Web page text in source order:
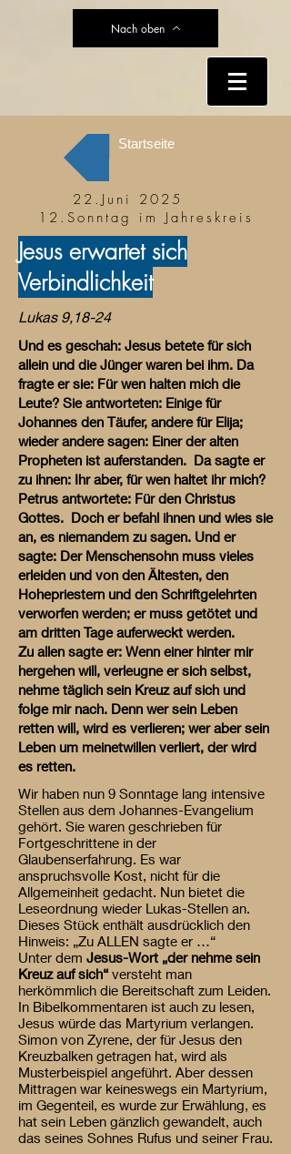
Nach oben
Startseite
22.Juni 2025
12.Sonntag im Jahreskreis
Jesus erwartet sich
Verbindlichkeit
Lukas 9,18-24
Und es geschah: Jesus betete für sich
allein und die Jünger waren bei ihm. Da
fragte er sie: Für wen halten mich die
Leute? Sie antworteten: Einige für
Johannes den Täufer, andere für Elija;
wieder andere sagen: Einer der alten
Propheten ist auferstanden. Da sagte er
zu ihnen: Ihr aber, für wen haltet ihr mich?
Petrus antwortete: Für den Christus
Gottes. Doch er befahl ihnen und wies sie
an, es niemandem zu sagen. Und er
sagte: Der Menschensohn muss vieles
erleiden und von den Ältesten, den
Hohepriestern und den Schriftgelehrten
verworfen werden; er muss getötet und
am dritten Tage auferweckt werden.
Zu allen sagte er: Wenn einer hinter mir
hergehen will, verleugne er sich selbst,
nehme täglich sein Kreuz auf sich und
folge mir nach. Denn wer sein Leben
retten will, wird es verlieren; wer aber sein
Leben um meinetwillen verliert, der wird
es retten.
Wir haben nun 9 Sonntage lang intensive
Stellen aus dem Johannes-Evangelium
gehört. Sie waren geschrieben für
Fortgeschrittene in der
Glaubenserfahrung. Es war
anspruchsvolle Kost, nicht für die
Allgemeinheit gedacht. Nun bietet die
Leseordnung wieder Lukas-Stellen an.
Dieses Stück enthält ausdrücklich den
Hinweis: „Zu ALLEN sagte er …“
Unter dem Jesus-Wort „der nehme sein
Kreuz auf sich“ versteht man
herkömmlich die Bereitschaft zum Leiden.
In Bibelkommentaren ist auch zu lesen,
Jesus würde das Martyrium verlangen.
Simon von Zyrene, der für Jesus den
Kreuzbalken getragen hat, wird als
Musterbeispiel angeführt. Aber dessen
Mittragen war keineswegs ein Martyrium,
im Gegenteil, es wurde zur Erwählung, es
hat sein Leben gänzlich gewandelt, auch
das seines Sohnes Rufus und seiner Frau.